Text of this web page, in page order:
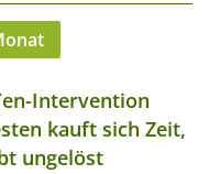
Intervention
kauft sich Zeit,
ungelöst